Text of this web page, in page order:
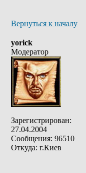
Вернуться к началу
yorick
Модератор
Зарегистрирован:
27.04.2004
Сообщения: 96510
Откуда: г.Киев